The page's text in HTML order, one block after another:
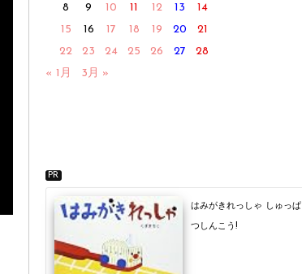
8
9 10 11 12 13
14
15
16 17 18 19 20
21
22
23 24 25 26 27
28
« 1月
3月 »
PR
はみがきれっしゃ しゅっぱ
つしんこう!